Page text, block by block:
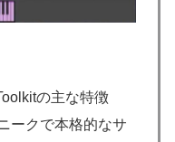
の主な特徴
ークで本格的なサ